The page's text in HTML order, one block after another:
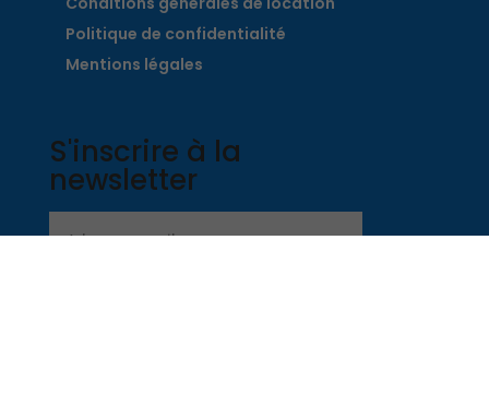
Politique de confidentialité
Mentions légales
S'inscrire à la
newsletter